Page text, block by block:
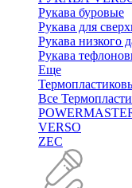
Рукава буровые
Рукава для
Рукава низкого
Рукава
Еще
Все
VERSO
ZEC